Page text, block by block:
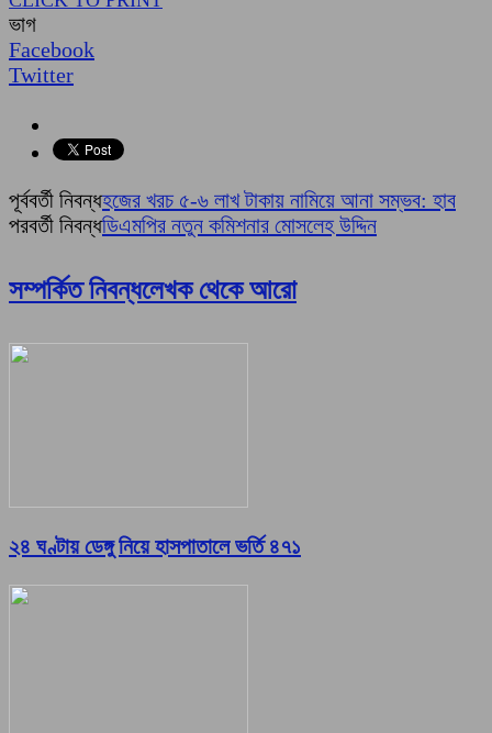
ভাগ
Facebook
Twitter
পূর্ববর্তী নিবন্ধহজের খরচ ৫-৬ লাখ টাকায় নামিয়ে আনা সম্ভব: হাব
পরবর্তী নিবন্ধডিএমপির নতুন কমিশনার মোসলেহ উদ্দিন
সম্পর্কিত নিবন্ধলেখক থেকে আরো
২৪ ঘণ্টায় ডেঙ্গু নিয়ে হাসপাতালে ভর্তি ৪৭১